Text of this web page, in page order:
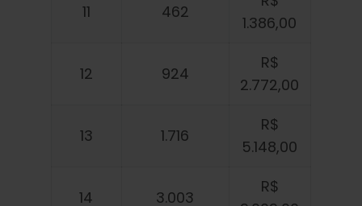
11 462
1.386,00
12 924
R$
2.772,00
13 1.716
R$
5.148,00
14 3.003
R$